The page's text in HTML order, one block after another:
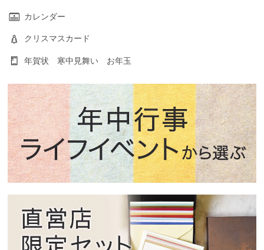
カレンダー
クリスマスカード
年賀状 寒中見舞い お年玉